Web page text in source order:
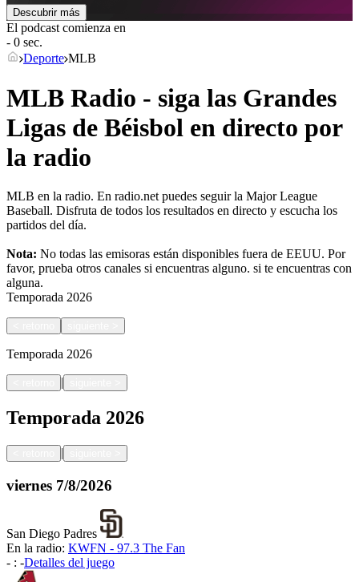
Descubrir más
El podcast comienza en
- 0 sec.
Deporte MLB
MLB Radio - siga las Grandes
Ligas de Béisbol en directo por
la radio
MLB en la radio. En radio.net puedes seguir la Major League
Baseball. Disfruta de todos los resultados en directo y escucha los
partidos del día.
Nota: No todas las emisoras están disponibles fuera de EEUU. Por
favor, prueba otros canales si encuentras alguno. si te encuentras con
alguna.
Temporada 2026
Temporada 2026
|
Temporada 2026
|
viernes 7/8/2026
San Diego Padres
En la radio: KWFN - 97.3 The Fan
- : -Detalles del juego